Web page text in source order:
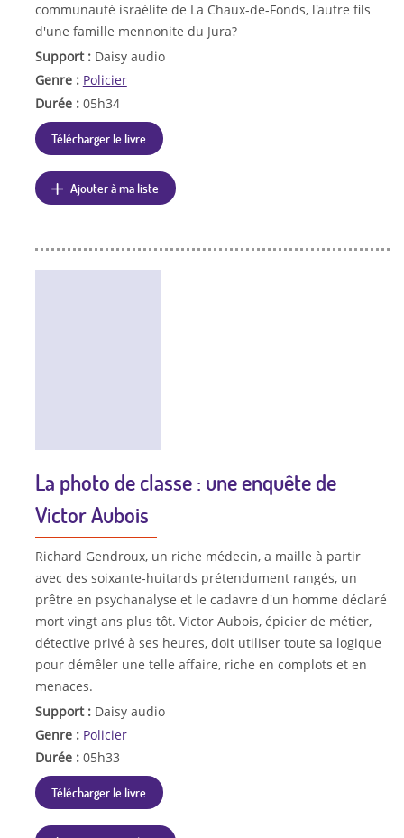
communauté israélite de La Chaux-de-Fonds, l'autre fils
d'une famille mennonite du Jura?
Support : Daisy audio
Genre : Policier
Durée : 05h34
Télécharger le livre
Ajouter à ma liste
La photo de classe : une enquête de
Victor Aubois
Richard Gendroux, un riche médecin, a maille à partir
avec des soixante-huitards prétendument rangés, un
prêtre en psychanalyse et le cadavre d'un homme déclaré
mort vingt ans plus tôt. Victor Aubois, épicier de métier,
détective privé à ses heures, doit utiliser toute sa logique
pour démêler une telle affaire, riche en complots et en
menaces.
Support : Daisy audio
Genre : Policier
Durée : 05h33
Télécharger le livre